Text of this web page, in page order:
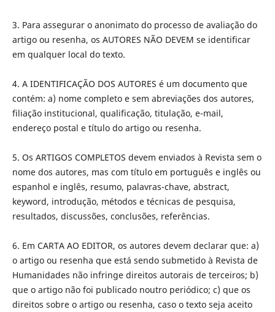
3. Para assegurar o anonimato do processo de avaliação do
artigo ou resenha, os AUTORES NÃO DEVEM se identificar
em qualquer local do texto.
4. A IDENTIFICAÇÃO DOS AUTORES é um documento que
contém: a) nome completo e sem abreviações dos autores,
filiação institucional, qualificação, titulação, e-mail,
endereço postal e título do artigo ou resenha.
5. Os ARTIGOS COMPLETOS devem enviados à Revista sem o
nome dos autores, mas com título em português e inglês ou
espanhol e inglês, resumo, palavras-chave, abstract,
keyword, introdução, métodos e técnicas de pesquisa,
resultados, discussões, conclusões, referências.
6. Em CARTA AO EDITOR, os autores devem declarar que: a)
o artigo ou resenha que está sendo submetido à Revista de
Humanidades não infringe direitos autorais de terceiros; b)
que o artigo não foi publicado noutro periódico; c) que os
direitos sobre o artigo ou resenha, caso o texto seja aceito